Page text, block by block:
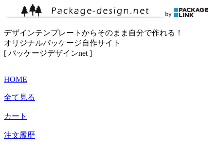
デザインテンプレートからそのまま自分で作れる！
オリジナルパッケージ自作サイト
[ パッケージデザインnet ]
HOME
全て見る
カート
注文履歴